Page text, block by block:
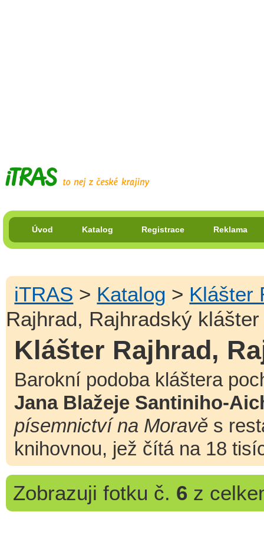
Úvod Katalog Registrace Reklama
iTRAS > Katalog > Klášter
Rajhrad, Rajhradský klášter
Klášter Rajhrad,
Barokní podoba kláštera
Jana Blažeje Santiniho-
písemnictví na Moravě s
knihovnou, jež čítá na 18
Zobrazuji fotku č. 6z